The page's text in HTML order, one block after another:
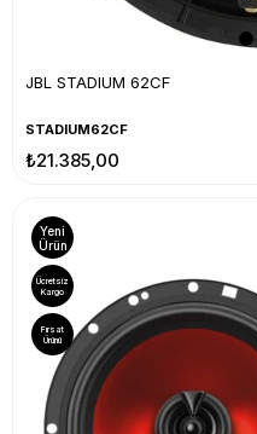
JBL STADIUM 62CF
STADIUM62CF
₺21.385,00
Yeni
Ürün
Ücretsiz
Kargo
Fırsat
Ürünü